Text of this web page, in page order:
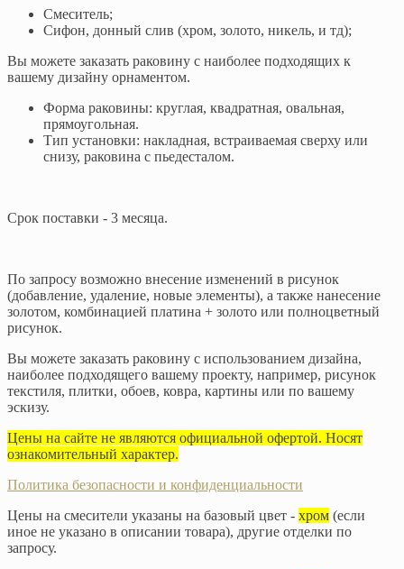
Смеситель;
Сифон, донный слив (хром, золото, никель, и тд);
Вы можете заказать раковину с наиболее подходящих к
вашему дизайну орнаментом.
Форма раковины: круглая, квадратная, овальная,
прямоугольная.
Тип установки: накладная, встраиваемая сверху или
снизу, раковина с пьедесталом.
Срок поставки - 3 месяца.
По запросу возможно внесение изменений в рисунок
(добавление, удаление, новые элементы), а также нанесение
золотом, комбинацией платина + золото или полноцветный
рисунок.
Вы можете заказать раковину с использованием дизайна,
наиболее подходящего вашему проекту, например, рисунок
текстиля, плитки, обоев, ковра, картины или по вашему
эскизу.
Цены на сайте не являются официальной офертой. Носят
ознакомительный характер.
Политика безопасности и конфиденциальности
Цены на смесители указаны на базовый цвет - хром (если
иное не указано в описании товара), другие отделки по
запросу.